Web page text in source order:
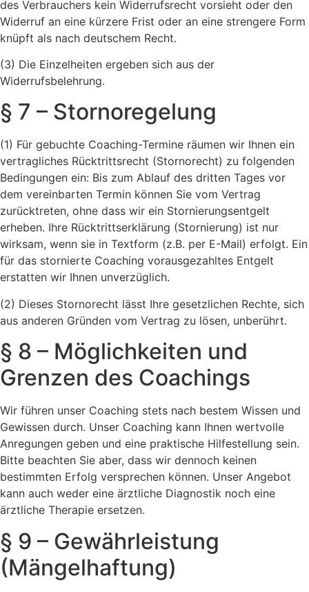
des Verbrauchers kein Widerrufsrecht vorsieht oder den
Widerruf an eine kürzere Frist oder an eine strengere Form
knüpft als nach deutschem Recht.
(3) Die Einzelheiten ergeben sich aus der
Widerrufsbelehrung.
§ 7 – Stornoregelung
(1) Für gebuchte Coaching-Termine räumen wir Ihnen ein
vertragliches Rücktrittsrecht (Stornorecht) zu folgenden
Bedingungen ein: Bis zum Ablauf des dritten Tages vor
dem vereinbarten Termin können Sie vom Vertrag
zurücktreten, ohne dass wir ein Stornierungsentgelt
erheben. Ihre Rücktrittserklärung (Stornierung) ist nur
wirksam, wenn sie in Textform (z.B. per E-Mail) erfolgt. Ein
für das stornierte Coaching vorausgezahltes Entgelt
erstatten wir Ihnen unverzüglich.
(2) Dieses Stornorecht lässt Ihre gesetzlichen Rechte, sich
aus anderen Gründen vom Vertrag zu lösen, unberührt.
§ 8 – Möglichkeiten und
Grenzen des Coachings
Wir führen unser Coaching stets nach bestem Wissen und
Gewissen durch. Unser Coaching kann Ihnen wertvolle
Anregungen geben und eine praktische Hilfestellung sein.
Bitte beachten Sie aber, dass wir dennoch keinen
bestimmten Erfolg versprechen können. Unser Angebot
kann auch weder eine ärztliche Diagnostik noch eine
ärztliche Therapie ersetzen.
§ 9 – Gewährleistung
(Mängelhaftung)